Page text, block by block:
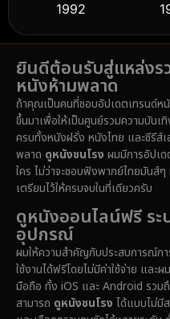
Detective สืบสวน
Detective สืบสวน
Disaster
Disney+
Documentary สารคดี
Dystopian
Emotional
Epic มหากาพย์
1992
1989
1985
1981
1971
ยินดีต้อนรับสู่แหล่งร
หนังห้ามพลาด
ถ้าคุณเป็นคนที่ชอบอัปเดตเทรนด์ห
ขึ้นมาเพื่อให้เป็นศูนย์รวมความบัน
ครบทั้งหนังฝรั่ง หนังไทย และซีรีส์เ
พลาด ดูหนังชนโรง ผมมีการอัปเ
ใคร ไม่ว่าจะชอบฟังพากย์ไทยมันส์
เตรียมไว้ให้ครบจบในที่เดียวครับ
ดูหนังออนไลน์ฟรี ระ
อุปกรณ์
ผมให้ความสำคัญกับประสบการณ์กา
ใช้งานได้ฟรีโดยไม่มีค่าใช้จ่าย และ
มือถือ ทั้ง iOS และ Android รวม
สามารถ ดูหนังชนโรง ได้แบบไม่มี